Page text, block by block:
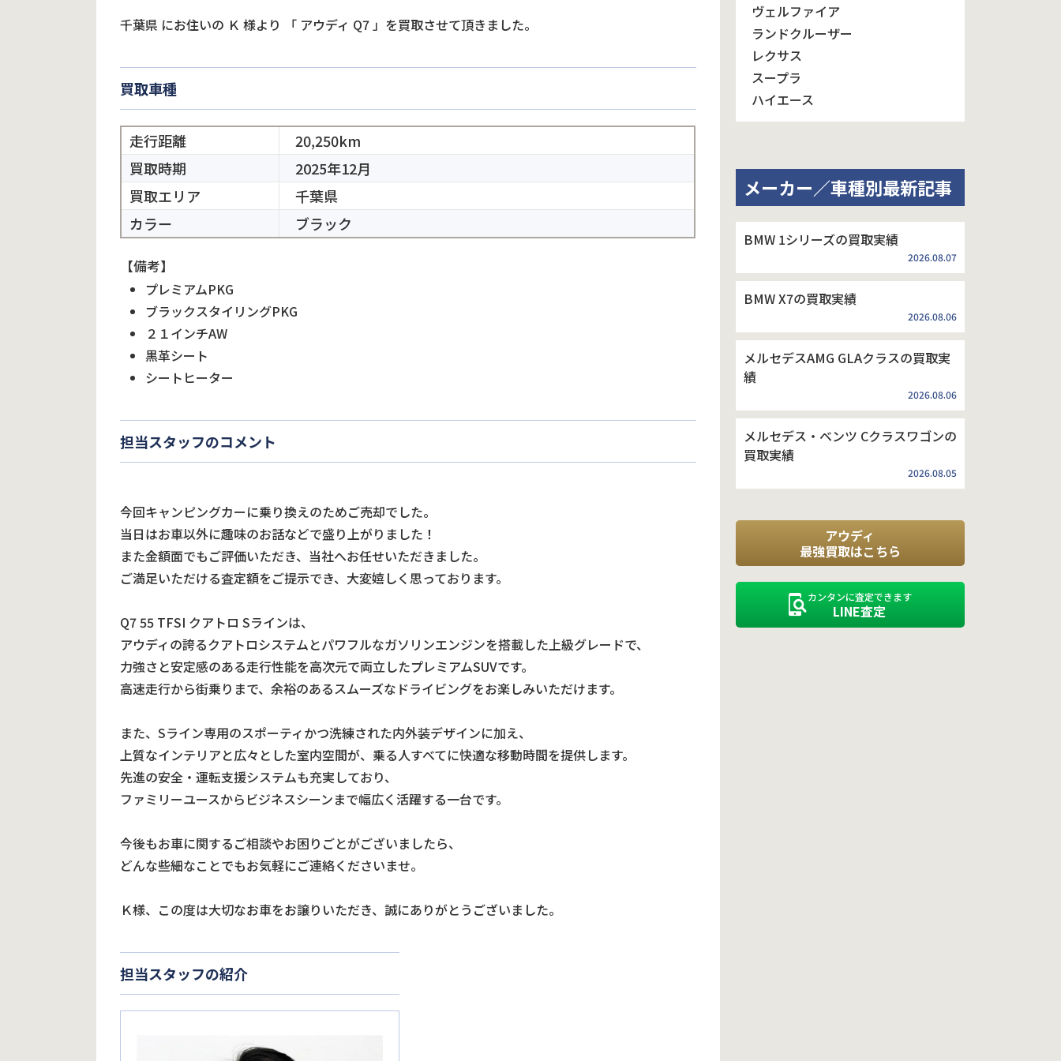
千葉県 にお住いの Ｋ 様より 「 アウディ Q7」を買取させて頂きました。
買取車種
走行距離
20,250km
買取時期
2025年12月
買取エリア
千葉県
カラー
ブラック
【備考】
プレミアムPKG
ブラックスタイリングPKG
２１インチAW
黒革シート
シートヒーター
担当スタッフのコメント
今回キャンピングカーに乗り換えのためご売却でした。
当日はお車以外に趣味のお話などで盛り上がりました！
また金額面でもご評価いただき、当社へお任せいただきました。
ご満足いただける査定額をご提示でき、大変嬉しく思っております。
Q7 55 TFSI クアトロ Sラインは、
アウディの誇るクアトロシステムとパワフルなガソリンエンジンを搭載した上級グレードで、
力強さと安定感のある走行性能を高次元で両立したプレミアムSUVです。
高速走行から街乗りまで、余裕のあるスムーズなドライビングをお楽しみいただけます。
また、Sライン専用のスポーティかつ洗練された内外装デザインに加え、
上質なインテリアと広々とした室内空間が、乗る人すべてに快適な移動時間を提供します。
先進の安全・運転支援システムも充実しており、
ファミリーユースからビジネスシーンまで幅広く活躍する一台です。
今後もお車に関するご相談やお困りごとがございましたら、
どんな些細なことでもお気軽にご連絡くださいませ。
Ｋ様、この度は大切なお車をお譲りいただき、誠にありがとうございました。
担当スタッフの紹介
ヴェルファイア
ランドクルーザー
レクサス
スープラ
ハイエース
メーカー／車種別最新記事
BMW 1シリーズの買取実績
2026.08.07
BMW X7の買取実績
2026.08.06
メルセデスAMG GLAクラスの買取実
績
2026.08.06
メルセデス・ベンツ Cクラスワゴンの
買取実績
2026.08.05
アウディ
最強買取はこちら
カンタンに査定できます
LINE査定